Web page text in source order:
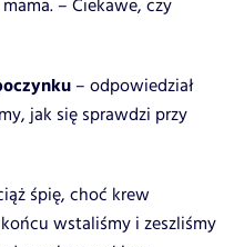
– Ciekawe, czy
– odpowiedział
jak się sprawdzi przy
śpię, choć krew
wstaliśmy i zeszliśmy